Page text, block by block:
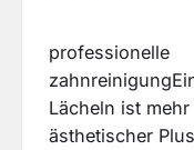
professionelle
Lächeln ist
ästhetischer